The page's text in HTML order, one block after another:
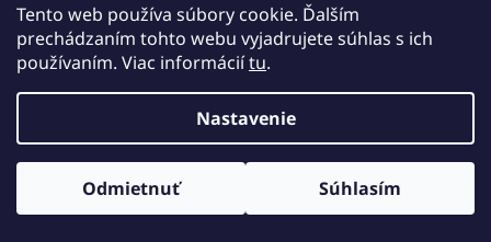
Tento web používa súbory cookie. Ďalším
prechádzaním tohto webu vyjadrujete súhlas s ich
používaním. Viac informáciítu.
Nastavenie
Odmietnuť Súhlasím
Kontakt
ABSESRO
YouTube – ABSE